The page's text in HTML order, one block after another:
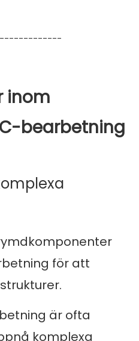
inom
bearbetning
för att
är ofta
komplexa